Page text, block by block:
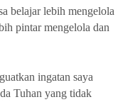
belajar lebih mengelola
pintar mengelola dan
ingatan saya
Tuhan yang tidak